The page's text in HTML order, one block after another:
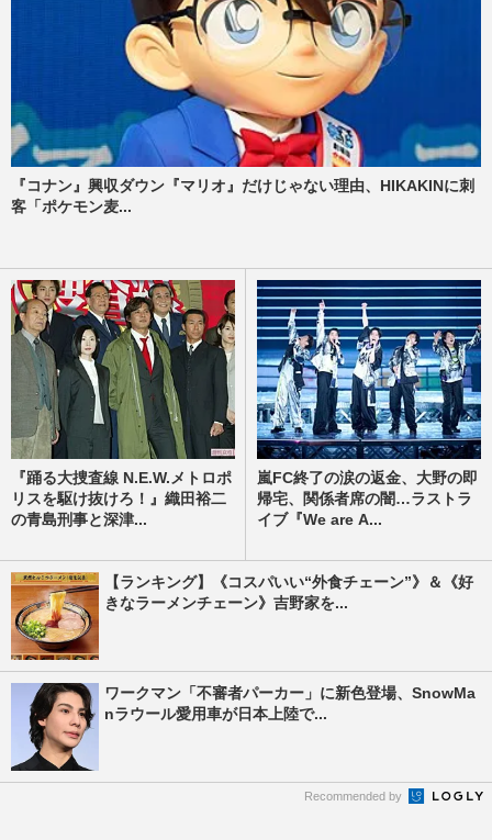
『コナン』興収ダウン『マリオ』だけじゃない理由、HIKAKINに刺
客「ポケモン麦...
『踊る大捜査線 N.E.W.メトロポ
リスを駆け抜けろ！』織田裕二
の青島刑事と深津...
嵐FC終了の涙の返金、大野の即
帰宅、関係者席の闇…ラストラ
イブ『We are A...
【ランキング】《コスパいい“外食チェーン”》＆《好
きなラーメンチェーン》吉野家を...
ワークマン「不審者パーカー」に新色登場、SnowMa
nラウール愛用車が日本上陸で...
Recommended by